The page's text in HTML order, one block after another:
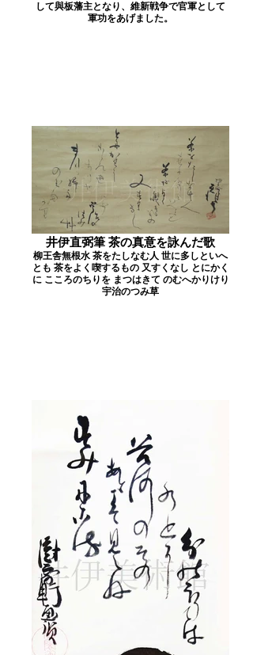
して與板藩主となり、維新戦争で官軍として
軍功をあげました。
井伊直弼筆 茶の真意を詠んだ歌
柳王舎無根水 茶をたしなむ人 世に多しといへ
とも 茶をよく喫するもの 又すくなし とにかく
に こころのちりを まつはきて のむへかりけり
宇治のつみ草